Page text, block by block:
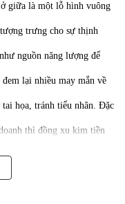
giữa là một lỗ hình vuông
trưng cho sự thịnh
nguồn năng lượng để
lại nhiều may mắn về
họa, tránh tiểu nhân. Đặc
thì đồng xu kim tiền
thành công.